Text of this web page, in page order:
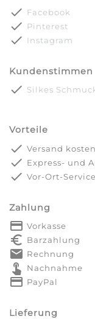
done Facebook
done Pinterest
done Instagram
Kundenstimmen
done Silkes
Vorteile
done Versand
done Express- und
done Vor-Ort-
Zahlung
payment Vorkasse
euro_symbol Barzahlung
markunread Rechnung
touch_app Nachnahme
credit_card PayPal
Lieferung